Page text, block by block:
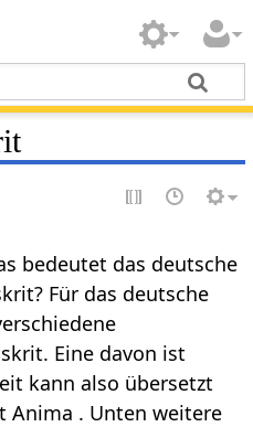
bedeutet das deutsche
Für das deutsche
Eine davon ist
kann also übersetzt
Anima . Unten weitere